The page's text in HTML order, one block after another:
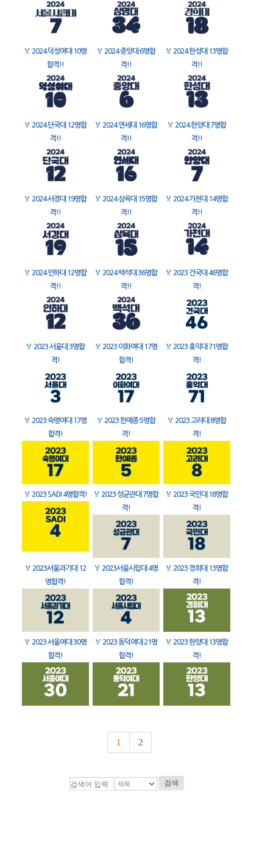
🏅 2024 덕성여대 10명
합격!!
🏅 2024 중앙대 6명합
격!!
🏅 2024 한성대 13명합
격!!
🏅 2024 단국대 12명합
격!!
🏅 2024 연세대 16명합
격!!
🏅 2024 한양대 7명합
격!!
🏅 2024 서경대 19명합
격!!
🏅 2024 삼육대 15명합
격!!
🏅 2024 가천대 14명합
격!!
🏅 2024 인하대 12명합
격!!
🏅 2024 백석대 36명합
격!!
🏅 2023 건국대 46명합
격!
🏅 2023 서울대 3명합
격!
🏅 2023 이화여대 17명
합격!
🏅 2023 홍익대 71명합
격!
🏅 2023 숙명여대 17명
합격!
🏅 2023 한예종 5명합
격!
🏅 2023 고려대 8명합
격!
🏅 2023 SADI 4명합격! 🏅 2023 성균관대 7명합
격!
🏅 2023 국민대 18명합
격!
🏅 2023서울과기대 12
명합격!
🏅 2023서울시립대 4명
합격!
🏅 2023 경희대 13명합
격!
🏅 2023 서울여대 30명
합격!
🏅 2023 동덕여대 21명
합격!
🏅 2023 한양대 13명합
격!
1 2
검색